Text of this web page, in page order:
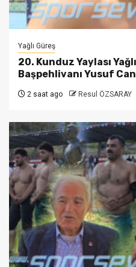
Yağlı Güreş
20. Kunduz Yaylası
Başpehlivanı Yusuf
2 saat ago Resul ÖZSARAY